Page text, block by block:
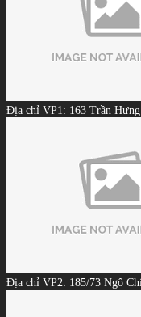
Địa chỉ VP1: 163 Trần
Địa chỉ VP2: 185/73 Ngô